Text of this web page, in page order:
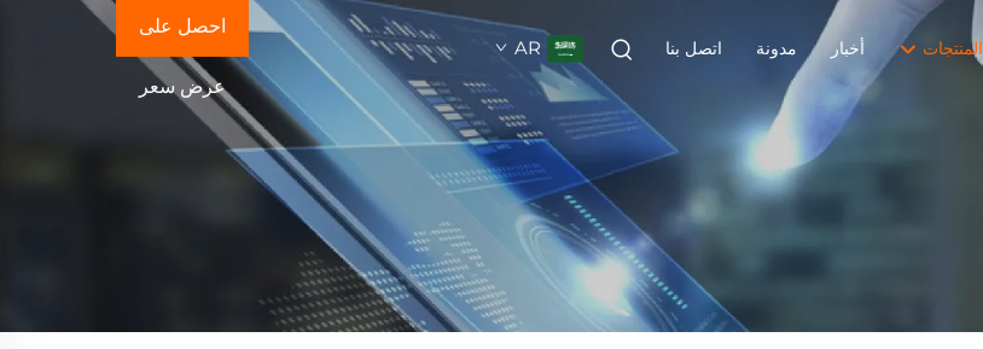
المنتجات أخبار مدونة اتصل بنا AR
احصل على
عرض سعر